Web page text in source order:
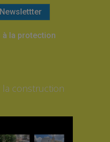
la protection
la construction